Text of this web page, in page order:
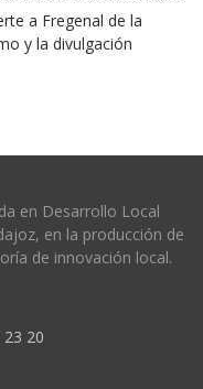
a Fregenal de la
y la divulgación
en Desarrollo Local
en la producción de
de innovación local.
23 20